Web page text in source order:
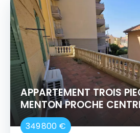
APPARTEMENT TROIS
MENTON PROCHE
349 800 €